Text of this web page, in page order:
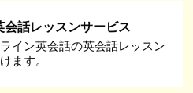
会話レッスンサービス
イン英会話の英会話レッスン
ます。